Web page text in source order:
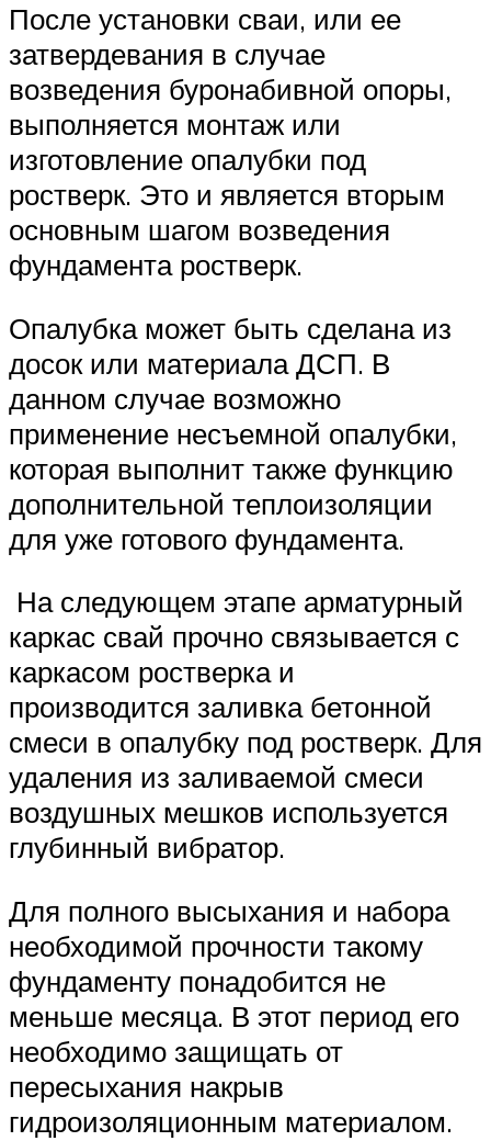
После установки сваи, или ее
затвердевания в случае
возведения буронабивной опоры,
выполняется монтаж или
изготовление опалубки под
ростверк. Это и является вторым
основным шагом возведения
фундамента ростверк.
Опалубка может быть сделана из
досок или материала ДСП. В
данном случае возможно
применение несъемной опалубки,
которая выполнит также функцию
дополнительной теплоизоляции
для уже готового фундамента.
На следующем этапе арматурный
каркас свай прочно связывается с
каркасом ростверка и
производится заливка бетонной
смеси в опалубку под ростверк. Для
удаления из заливаемой смеси
воздушных мешков используется
глубинный вибратор.
Для полного высыхания и набора
необходимой прочности такому
фундаменту понадобится не
меньше месяца. В этот период его
необходимо защищать от
пересыхания накрыв
гидроизоляционным материалом.